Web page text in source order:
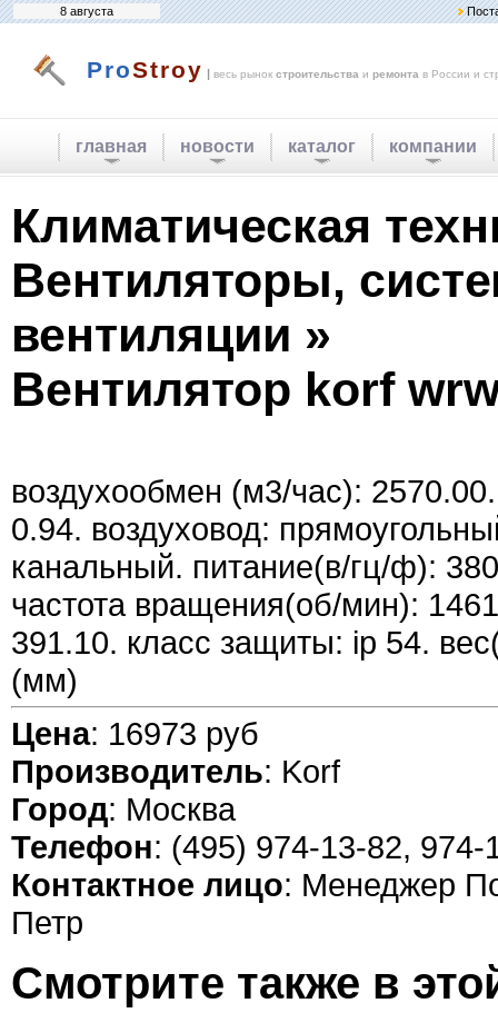
8 августа
ProStroy | весь рынок строительства и ремонта в России и
главная новости каталог компании
Климатическая
Вентиляторы,
вентиляции »
Вентилятор korf
воздухообмен (м3/час):
0.94. воздуховод:
канальный. питание(в/гц/ф):
частота вращения(об/мин):
391.10. класс защиты: ip 54.
(мм)
Цена: 16973 руб
Производитель: Korf
Город: Москва
Телефон: (495) 974-13-82, 974-
Контактное лицо: Менеджер
Петр
Смотрите также в